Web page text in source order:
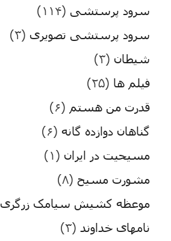
سرود پرستشی (۱۱۴)
سرود پرستشی تصویری (۳)
شیطان (۳)
فیلم ها (۲۵)
قدرت من هستم (۶)
گناهان دوازده گانه (۶)
مسیحیت در ایران (۱)
مشورت مسیح (۸)
موعظه کشیش سیامک زرگری
نامهای خداوند (۳)